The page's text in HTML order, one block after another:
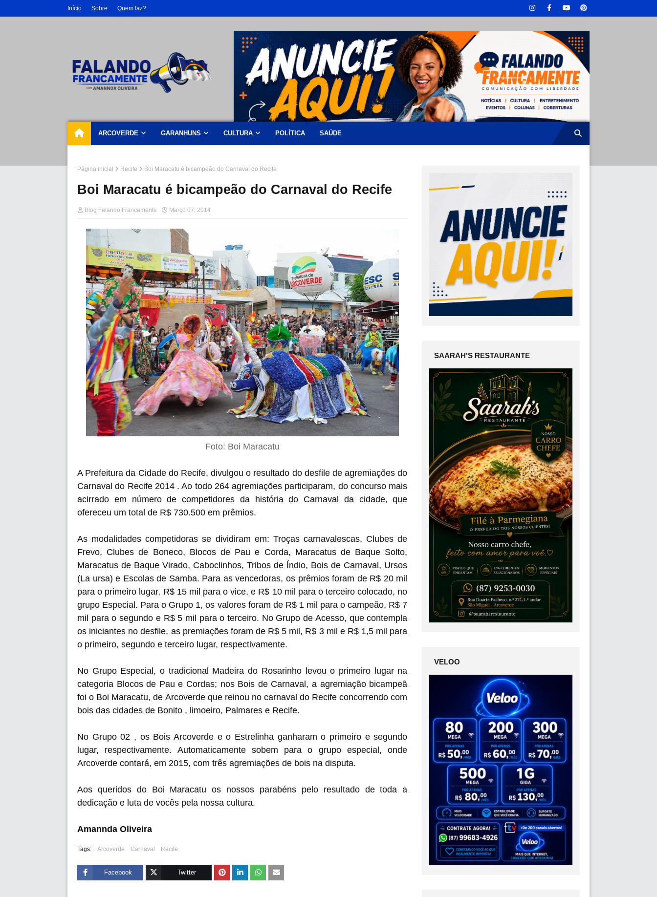
Início Sobre Quem faz?
ARCOVERDE GARANHUNS CULTURA POLÍTICA SAÚDE
Página inicial Recife Boi Maracatu é bicampeão do Carnaval do Recife
Boi Maracatu é bicampeão do Carnaval do Recife
Blog Falando Francamente Março 07, 2014
Foto: Boi Maracatu
A Prefeitura da Cidade do Recife, divulgou o resultado do desfile de agremiações do
Carnaval do Recife 2014 . Ao todo 264 agremiações participaram, do concurso mais
acirrado em número de competidores da história do Carnaval da cidade, que
ofereceu um total de R$ 730.500 em prêmios.
As modalidades competidoras se dividiram em: Troças carnavalescas, Clubes de
Frevo, Clubes de Boneco, Blocos de Pau e Corda, Maracatus de Baque Solto,
Maracatus de Baque Virado, Caboclinhos, Tribos de Índio, Bois de Carnaval, Ursos
(La ursa) e Escolas de Samba. Para as vencedoras, os prêmios foram de R$ 20 mil
para o primeiro lugar, R$ 15 mil para o vice, e R$ 10 mil para o terceiro colocado, no
grupo Especial. Para o Grupo 1, os valores foram de R$ 1 mil para o campeão, R$ 7
mil para o segundo e R$ 5 mil para o terceiro. No Grupo de Acesso, que contempla
os iniciantes no desfile, as premiações foram de R$ 5 mil, R$ 3 mil e R$ 1,5 mil para
o primeiro, segundo e terceiro lugar, respectivamente.
No Grupo Especial, o tradicional Madeira do Rosarinho levou o primeiro lugar na
categoria Blocos de Pau e Cordas; nos Bois de Carnaval, a agremiação bicampeã
foi o Boi Maracatu, de Arcoverde que reinou no carnaval do Recife concorrendo com
bois das cidades de Bonito , limoeiro, Palmares e Recife.
No Grupo 02 , os Bois Arcoverde e o Estrelinha ganharam o primeiro e segundo
lugar, respectivamente. Automaticamente sobem para o grupo especial, onde
Arcoverde contará, em 2015, com três agremiações de bois na disputa.
Aos queridos do Boi Maracatu os nossos parabéns pelo resultado de toda a
dedicação e luta de vocês pela nossa cultura.
Amannda Oliveira
Tags: Arcoverde Carnaval Recife
Facebook Twitter
SAARAH'S RESTAURANTE
VELOO